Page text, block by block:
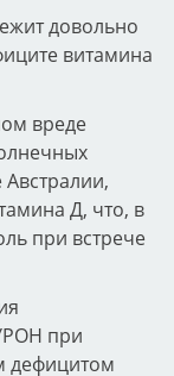
довольно
витамина
вреде
Д, что, в
при встрече
при
дефицитом